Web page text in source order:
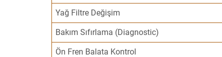
Yağ Filtre Değişim
Bakım Sıfırlama (Diagnostic)
Ön Fren Balata Kontrol